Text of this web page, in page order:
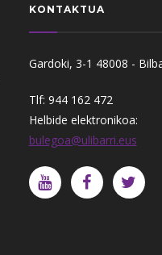
KONTAKTUA
Gardoki, 3-1 48008 -
Tlf: 944 162 472
Helbide elektronikoa:
bulegoa@ulibarri.eus